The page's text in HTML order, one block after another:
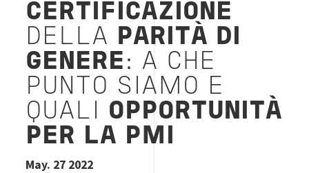
CERTIFICAZIONE
DELLA
PARITÀ DI
GENERE : A CHE
PUNTO SIAMO E
QUALI OPPORTUNITÀ
PER LA PMI
May. 27 2022